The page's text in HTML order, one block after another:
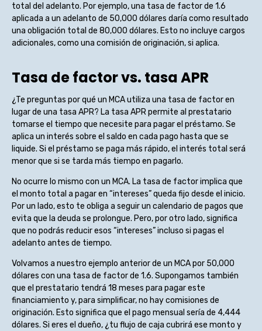
total del adelanto. Por ejemplo, una tasa de factor de 1.6
aplicada a un adelanto de 50,000 dólares daría como resultado
una obligación total de 80,000 dólares. Esto no incluye cargos
adicionales, como una comisión de originación, si aplica.
Tasa de factor vs. tasa APR
¿Te preguntas por qué un MCA utiliza una tasa de factor en
lugar de una tasa APR? La tasa APR permite al prestatario
tomarse el tiempo que necesite para pagar el préstamo. Se
aplica un interés sobre el saldo en cada pago hasta que se
liquide. Si el préstamo se paga más rápido, el interés total será
menor que si se tarda más tiempo en pagarlo.
No ocurre lo mismo con un MCA. La tasa de factor implica que
el monto total a pagar en “intereses” queda fijo desde el inicio.
Por un lado, esto te obliga a seguir un calendario de pagos que
evita que la deuda se prolongue. Pero, por otro lado, significa
que no podrás reducir esos “intereses” incluso si pagas el
adelanto antes de tiempo.
Volvamos a nuestro ejemplo anterior de un MCA por 50,000
dólares con una tasa de factor de 1.6. Supongamos también
que el prestatario tendrá 18 meses para pagar este
financiamiento y, para simplificar, no hay comisiones de
originación. Esto significa que el pago mensual sería de 4,444
dólares. Si eres el dueño, ¿tu flujo de caja cubrirá ese monto y